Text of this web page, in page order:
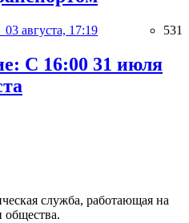
03 августа, 17:19 531
С 16:00 31 июля
служба, работающая на
общества.